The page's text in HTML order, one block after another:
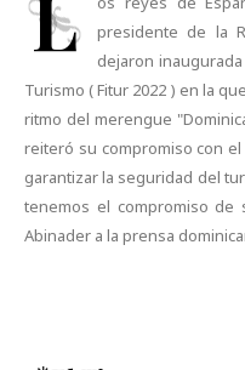
presidente de la
dejaron
Turismo ( Fitur 2022 ) en la
ritmo del merengue
reiteró su compromiso con
garantizar la seguridad del
tenemos el compromiso de
Abinader a la prensa